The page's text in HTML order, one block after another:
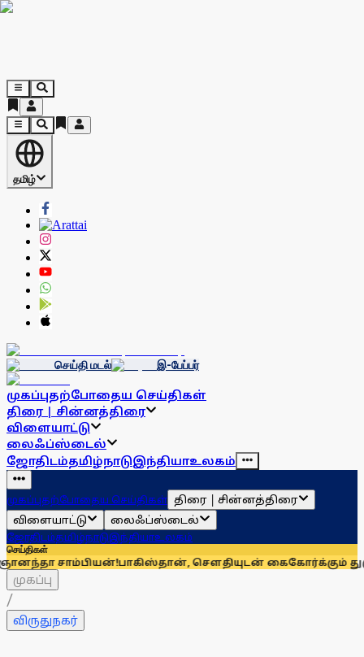
தமிழ்
செய்தி மடல் இ-பேப்பர்
முகப்புதற்போதைய செய்திகள்
திரை | சின்னத்திரை
விளையாட்டு
லைஃப்ஸ்டைல்
ஜோதிடம்தமிழ்நாடுஇந்தியாஉலகம்
முகப்புதற்போதைய செய்திகள் திரை | சின்னத்திரை
விளையாட்டு
லைஃப்ஸ்டைல்
ஜோதிடம்தமிழ்நாடுஇந்தியாஉலகம்
செய்திகள்
பாகிஸ்தான், சௌதியுடன் கைகோர்க்கும் துருக்கி!
முகப்பு
/
விருதுநகர்